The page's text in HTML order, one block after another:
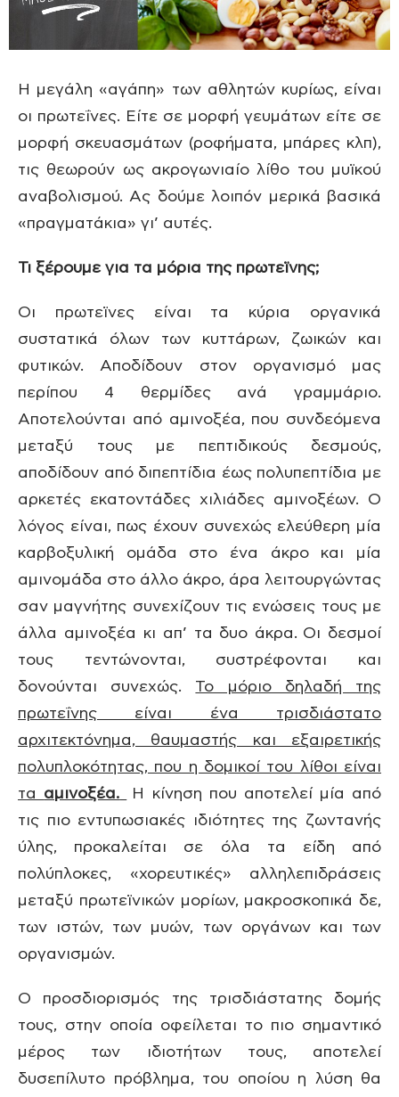
Η μεγάλη «αγάπη» των αθλητών κυρίως, είναι
οι πρωτεΐνες. Είτε σε μορφή γευμάτων είτε σε
μορφή σκευασμάτων (ροφήματα, μπάρες κλπ),
τις θεωρούν ως ακρογωνιαίο λίθο του μυϊκού
αναβολισμού. Aς δούμε λοιπόν μερικά βασικά
«πραγματάκια» γι’ αυτές.
Τι ξέρουμε για τα μόρια της πρωτεϊνης;
Οι πρωτεϊνες είναι τα κύρια οργανικά
συστατικά όλων των κυττάρων, ζωικών και
φυτικών. Αποδίδουν στον οργανισμό μας
περίπου 4 θερμίδες ανά γραμμάριο.
Αποτελούνται από αμινοξέα, που συνδεόμενα
μεταξύ τους με πεπτιδικούς δεσμούς,
αποδίδουν από διπεπτίδια έως πολυπεπτίδια με
αρκετές εκατοντάδες χιλιάδες αμινοξέων. Ο
λόγος είναι, πως έχουν συνεχώς ελεύθερη μία
καρβοξυλική ομάδα στο ένα άκρο και μία
αμινομάδα στο άλλο άκρο, άρα λειτουργώντας
σαν μαγνήτης συνεχίζουν τις ενώσεις τους με
άλλα αμινοξέα κι απ’ τα δυο άκρα. Οι δεσμοί
τους τεντώνονται, συστρέφονται και
δονούνται συνεχώς. Το μόριο δηλαδή της
πρωτεΐνης είναι ένα τρισδιάστατο
αρχιτεκτόνημα, θαυμαστής και εξαιρετικής
πολυπλοκότητας, που η δομικοί του λίθοι είναι
τα αμινοξέα.
Η κίνηση που αποτελεί μία από
τις πιο εντυπωσιακές ιδιότητες της ζωντανής
ύλης, προκαλείται σε όλα τα είδη από
πολύπλοκες, «χορευτικές» αλληλεπιδράσεις
μεταξύ πρωτεϊνικών μορίων, μακροσκοπικά δε,
των ιστών, των μυών, των οργάνων και των
οργανισμών.
Ο προσδιορισμός της τρισδιάστατης δομής
τους, στην οποία οφείλεται το πιο σημαντικό
μέρος των ιδιοτήτων τους, αποτελεί
δυσεπίλυτο πρόβλημα, του οποίου η λύση θα